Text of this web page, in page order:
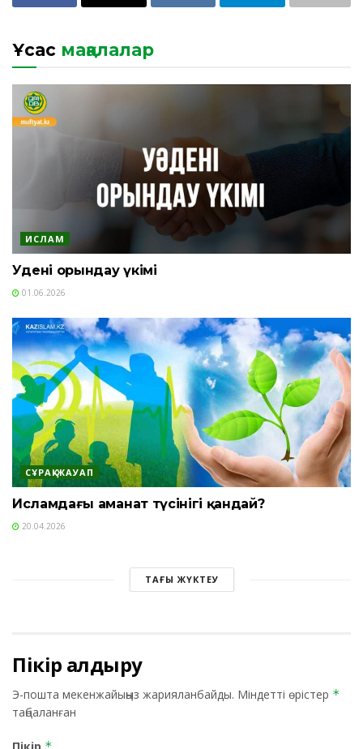
Ұқсас мақалалар
ИСЛАМ
Уәдені орындау үкімі
01.06.2026
СҰРАҚ-ЖАУАП
Исламдағы аманат түсінігі қандай?
20.04.2026
ТАҒЫ ЖҮКТЕУ
Пікір қалдыру
Э-пошта мекенжайыңыз жарияланбайды. Міндетті өрістер *
таңбаланған